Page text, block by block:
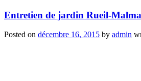
Entretien de jardin Rueil-
Posted on décembre 16, 2015 by admin